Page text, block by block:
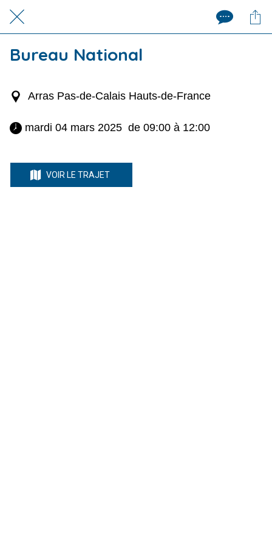
Bureau National
Arras Pas-de-Calais Hauts-de-France
mardi 04 mars 2025  de 09:00 à 12:00
VOIR LE TRAJET